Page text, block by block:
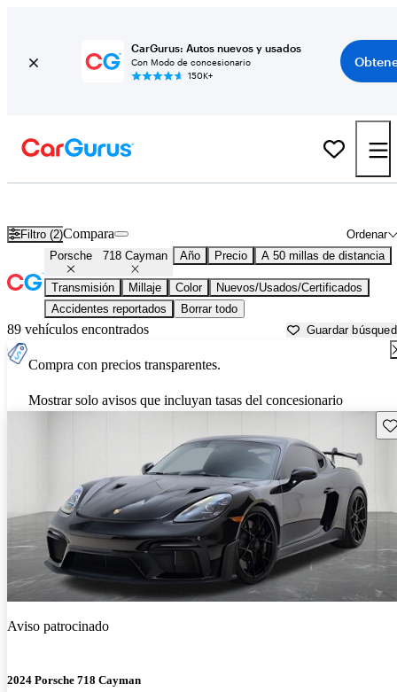
CarGurus: Autos nuevos y usados
Con Modo de concesionario
150K+
Filtro (2) Ordenar
Compara
Porsche 718 Cayman Año Precio A 50 millas de distancia
Transmisión Millaje Color
Nuevos/Usados/Certificados
Accidentes reportados
Borrar todo
89 vehículos encontrados Guardar
Compra con precios transparentes.
Mostrar solo avisos que incluyan tasas del concesionario
Aviso patrocinado
2024 Porsche 718 Cayman